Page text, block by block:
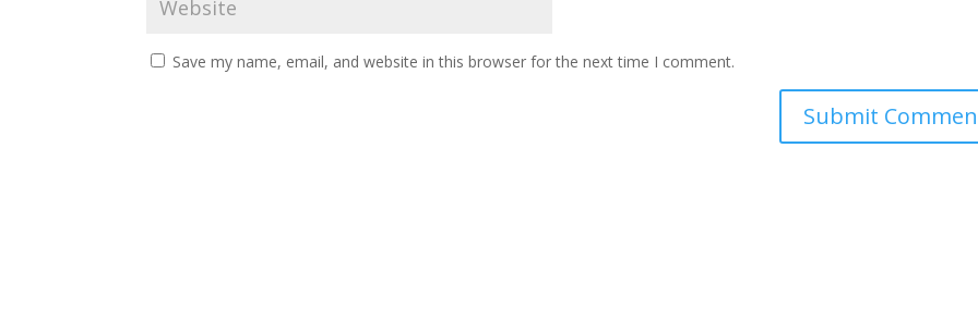
Save my name, email, and website in this browser for the next time I comment.